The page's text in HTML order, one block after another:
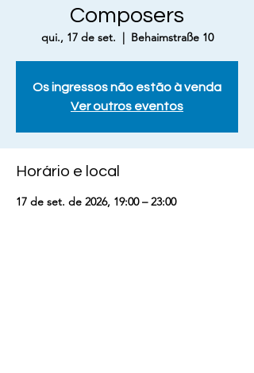
Composers
qui., 17 de set.
  |
Behaimstraße 10
Os ingressos não estão à venda
Ver outros eventos
Horário e local
17 de set. de 2026, 19:00 – 23:00